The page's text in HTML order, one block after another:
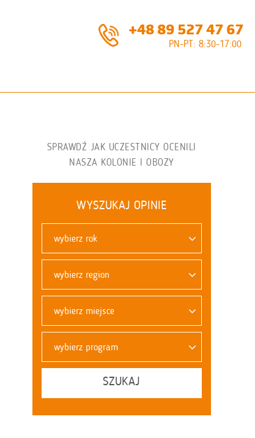
+48 89 527 47 67
PN-PT: 8:30-17:00
SPRAWDŹ JAK UCZESTNICY OCENILI
NASZA KOLONIE I OBOZY
WYSZUKAJ OPINIE
wybierz rok
wybierz region
wybierz miejsce
wybierz program
SZUKAJ